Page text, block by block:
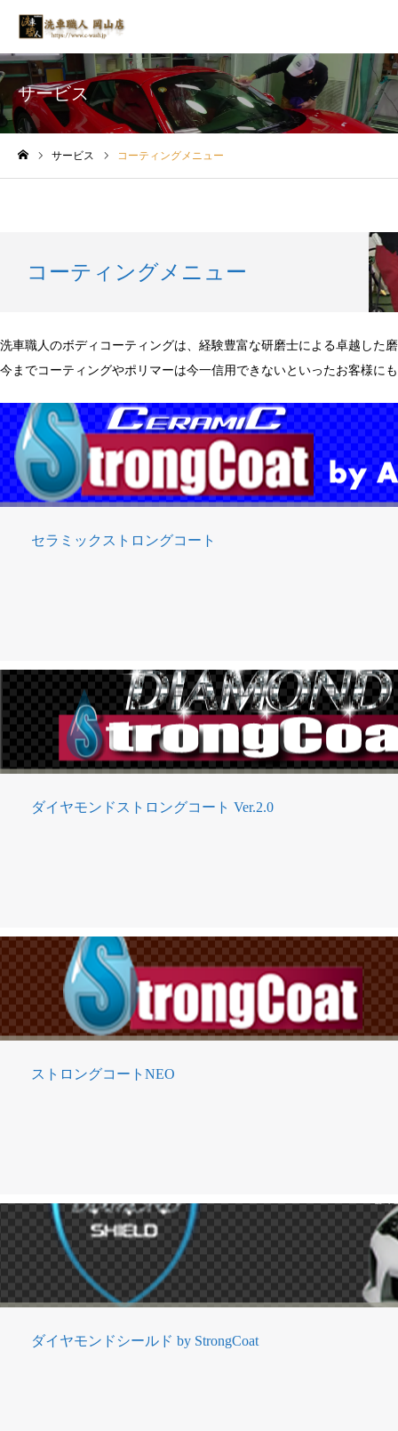
サービス
サービス コーティングメニュー
コーティングメニュー
洗車職人のボディコーティングは、経験豊富な研磨士による卓越した
今までコーティングやポリマーは今一信用できないといったお客様に
セラミックストロングコート
ダイヤモンドストロングコート Ver.2.0
ストロングコートNEO
ダイヤモンドシールド by StrongCoat